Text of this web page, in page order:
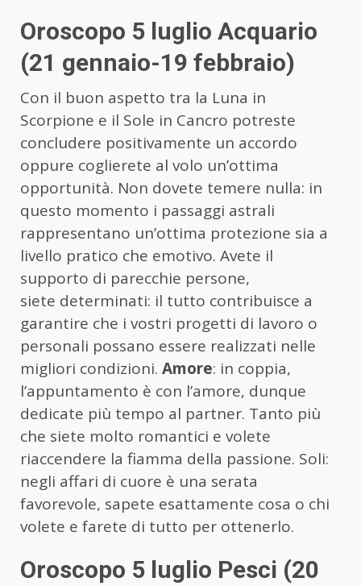
Oroscopo 5 luglio Acquario
(21 gennaio-19 febbraio)
Con il buon aspetto tra la Luna in
Scorpione e il Sole in Cancro potreste
concludere positivamente un accordo
oppure coglierete al volo un’ottima
opportunità. Non dovete temere nulla: in
questo momento i passaggi astrali
rappresentano un’ottima protezione sia a
livello pratico che emotivo. Avete il
supporto di parecchie persone,
siete determinati: il tutto contribuisce a
garantire che i vostri progetti di lavoro o
personali possano essere realizzati nelle
migliori condizioni. Amore: in coppia,
l’appuntamento è con l’amore, dunque
dedicate più tempo al partner. Tanto più
che siete molto romantici e volete
riaccendere la fiamma della passione. Soli:
negli affari di cuore è una serata
favorevole, sapete esattamente cosa o chi
volete e farete di tutto per ottenerlo.
Oroscopo 5 luglio Pesci (20